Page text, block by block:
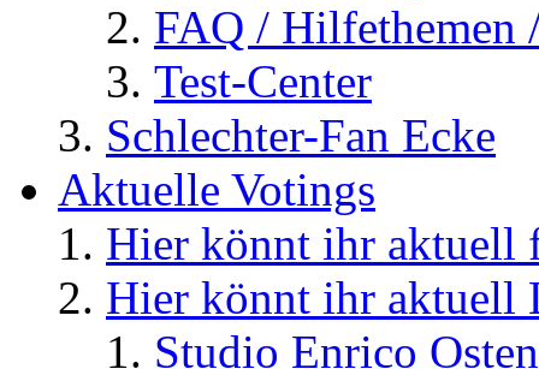
FAQ / Hilfethemen
Test-Center
Schlechter-Fan Ecke
Aktuelle Votings
Hier könnt ihr aktuell
Hier könnt ihr aktuell
Studio Enrico